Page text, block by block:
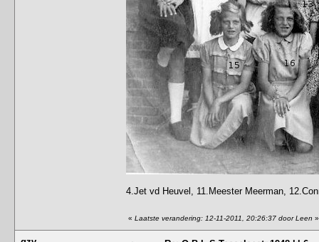
4.Jet vd Heuvel, 11.Meester Meerman,
« Laatste verandering: 12-11-2011, 20:26:37 door Leen »